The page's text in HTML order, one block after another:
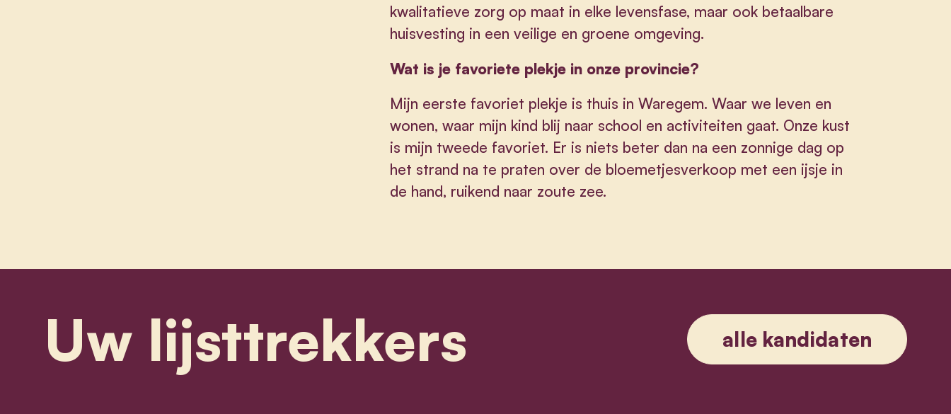
kwalitatieve zorg op maat in elke levensfase, maar ook betaalbare
huisvesting in een veilige en groene omgeving.
Wat is je favoriete plekje in onze provincie?
Mijn eerste favoriet plekje is thuis in Waregem. Waar we leven en
wonen, waar mijn kind blij naar school en activiteiten gaat. Onze kust
is mijn tweede favoriet. Er is niets beter dan na een zonnige dag op
het strand na te praten over de bloemetjesverkoop met een ijsje in
de hand, ruikend naar zoute zee.
Uw lijsttrekkers alle kandidaten